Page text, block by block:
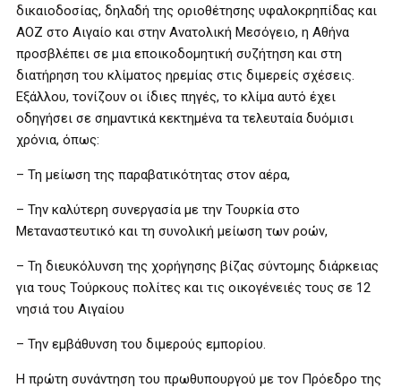
δικαιοδοσίας, δηλαδή της οριοθέτησης υφαλοκρηπίδας και
ΑΟΖ στο Αιγαίο και στην Ανατολική Μεσόγειο, η Αθήνα
προσβλέπει σε μια εποικοδομητική συζήτηση και στη
διατήρηση του κλίματος ηρεμίας στις διμερείς σχέσεις.
Εξάλλου, τονίζουν οι ίδιες πηγές, το κλίμα αυτό έχει
οδηγήσει σε σημαντικά κεκτημένα τα τελευταία δυόμισι
χρόνια, όπως:
– Τη μείωση της παραβατικότητας στον αέρα,
– ⁠Την καλύτερη συνεργασία με την Τουρκία στο
Μεταναστευτικό και τη συνολική μείωση των ροών,
– ⁠Τη διευκόλυνση της χορήγησης βίζας σύντομης διάρκειας
για τους Τούρκους πολίτες και τις οικογένειές τους σε 12
νησιά του Αιγαίου
– Την εμβάθυνση του διμερούς εμπορίου.
Η πρώτη συνάντηση του πρωθυπουργού με τον Πρόεδρο της